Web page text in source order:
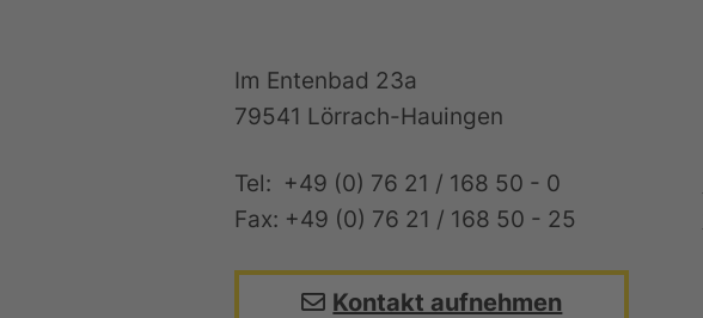
Im Entenbad 23a
79541 Lörrach-Hauingen
Tel: +49 (0) 76 21 / 168 50 - 0
Fax: +49 (0) 76 21 / 168 50 - 25
Kontakt aufnehmen